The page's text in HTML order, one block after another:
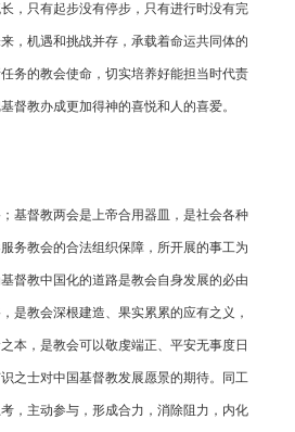
，只有起步没有停步，只有进行时没有完
，机遇和挑战并存，承载着命运共同体的
务的教会使命，切实培养好能担当时代责
督教办成更加得神的喜悦和人的喜爱。
督教两会是上帝合用器皿，是社会各种
务教会的合法组织保障，所开展的事工为
督教中国化的道路是教会自身发展的必由
是教会深根建造、果实累累的应有之义，
本，是教会可以敬虔端正、平安无事度日
之士对中国基督教发展愿景的期待。同工
，主动参与，形成合力，消除阻力，内化